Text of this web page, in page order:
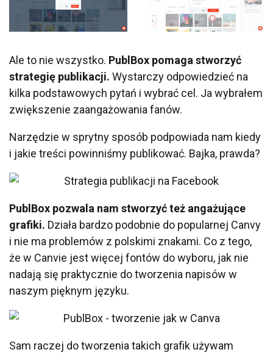
Ale to nie wszystko. PublBox pomaga stworzyć
strategię publikacji. Wystarczy odpowiedzieć na
kilka podstawowych pytań i wybrać cel. Ja wybrałem
zwiększenie zaangażowania fanów.
Narzędzie w sprytny sposób podpowiada nam kiedy
i jakie treści powinniśmy publikować. Bajka, prawda?
PublBox pozwala nam stworzyć też angażujące
grafiki. Działa bardzo podobnie do popularnej Canvy
i nie ma problemów z polskimi znakami. Co z tego,
że w Canvie jest więcej fontów do wyboru, jak nie
nadają się praktycznie do tworzenia napisów w
naszym pięknym języku.
Sam raczej do tworzenia takich grafik używam